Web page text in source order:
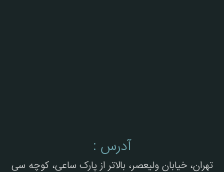
آدرس :
تهران، خیابان ولیعصر، بالاتر از پارک ساعی، کوچه سی